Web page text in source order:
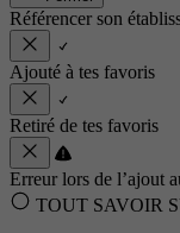
Référencer son
Ajouté à tes favoris
Retiré de tes favoris
Erreur lors de l’ajout
TOUT SAVOIR